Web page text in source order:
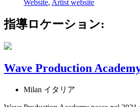
Website, Artist website
指導ロケーション:
Wave Production
Milan イタリア